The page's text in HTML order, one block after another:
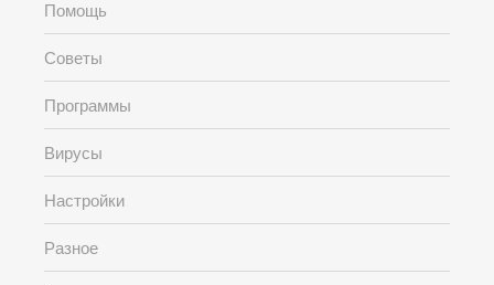
Помощь
Советы
Программы
Вирусы
Настройки
Разное